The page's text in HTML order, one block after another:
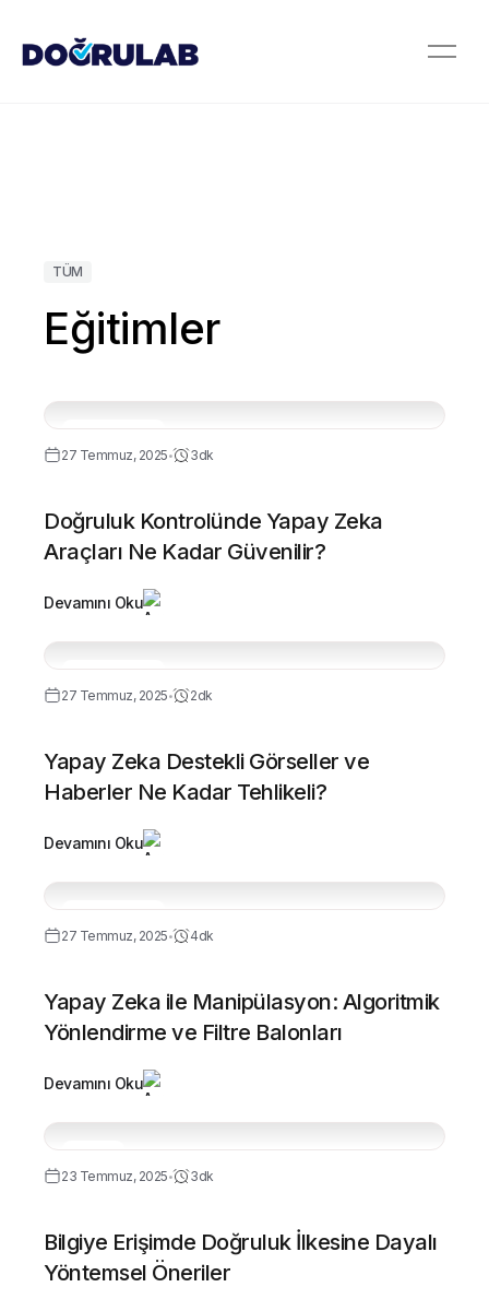
TÜM
Eğitimler
Yapay Zeka
27 Temmuz, 2025 • 3dk
Doğruluk Kontrolünde Yapay Zeka
Araçları Ne Kadar Güvenilir?
Devamını Oku
Yapay Zeka
27 Temmuz, 2025 • 2dk
Yapay Zeka Destekli Görseller ve
Haberler Ne Kadar Tehlikeli?
Devamını Oku
Yapay Zeka
27 Temmuz, 2025 • 4dk
Yapay Zeka ile Manipülasyon: Algoritmik
Yönlendirme ve Filtre Balonları
Devamını Oku
Temel
23 Temmuz, 2025 • 3dk
Bilgiye Erişimde Doğruluk İlkesine Dayalı
Yöntemsel Öneriler